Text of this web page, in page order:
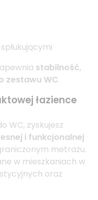
stabilność,
zestawu WC.
łazience
WC, zyskujesz
i funkcjonalnej
metrażu.
w mieszkaniach w
oraz